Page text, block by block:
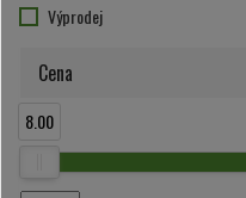
Výprodej
Cena
8.00